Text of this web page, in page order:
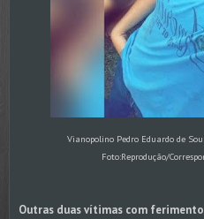
Vianopolino Pedro Eduardo de
Foto:Reprodução/
Outras duas vítimas com